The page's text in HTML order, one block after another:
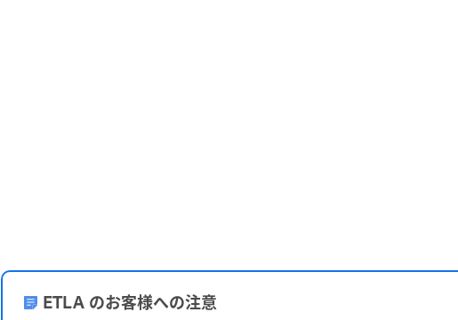
ETLA のお客様への注意